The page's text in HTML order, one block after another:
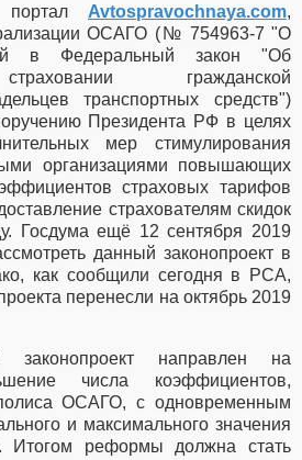
Avtospravochnaya.com,
ОСАГО (№ 754963-7 "О
в Федеральный закон "Об
гражданской
транспортных средств")
Президента РФ в целях
мер стимулирования
организациями повышающих
страховых тарифов
страхователям скидок
Госдума ещё 12 сентября 2019
данный законопроект в
как сообщили сегодня в РСА,
перенесли на октябрь 2019
направлен на
числа коэффициентов,
ОСАГО, с одновременным
и максимального значения
Итогом реформы должна стать